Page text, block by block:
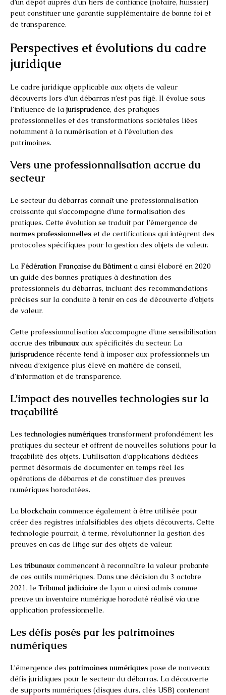
d’un dépôt auprès d’un tiers de confiance (notaire, huissier)
peut constituer une garantie supplémentaire de bonne foi et
de transparence.
Perspectives et évolutions du cadre
juridique
Le cadre juridique applicable aux objets de valeur
découverts lors d’un débarras n’est pas figé. Il évolue sous
l’influence de la jurisprudence, des pratiques
professionnelles et des transformations sociétales liées
notamment à la numérisation et à l’évolution des
patrimoines.
Vers une professionnalisation accrue du
secteur
Le secteur du débarras connaît une professionnalisation
croissante qui s’accompagne d’une formalisation des
pratiques. Cette évolution se traduit par l’émergence de
normes professionnelles et de certifications qui intègrent des
protocoles spécifiques pour la gestion des objets de valeur.
La Fédération Française du Bâtimenta ainsi élaboré en 2020
un guide des bonnes pratiques à destination des
professionnels du débarras, incluant des recommandations
précises sur la conduite à tenir en cas de découverte d’objets
de valeur.
Cette professionnalisation s’accompagne d’une sensibilisation
accrue des tribunaux aux spécificités du secteur. La
jurisprudence récente tend à imposer aux professionnels un
niveau d’exigence plus élevé en matière de conseil,
d’information et de transparence.
L’impact des nouvelles technologies sur la
traçabilité
Les technologies numériques transforment profondément les
pratiques du secteur et offrent de nouvelles solutions pour la
traçabilité des objets. L’utilisation d’applications dédiées
permet désormais de documenter en temps réel les
opérations de débarras et de constituer des preuves
numériques horodatées.
La blockchain commence également à être utilisée pour
créer des registres infalsifiables des objets découverts. Cette
technologie pourrait, à terme, révolutionner la gestion des
preuves en cas de litige sur des objets de valeur.
Les tribunaux commencent à reconnaître la valeur probante
de ces outils numériques. Dans une décision du 3 octobre
2021, le Tribunal judiciaire de Lyon a ainsi admis comme
preuve un inventaire numérique horodaté réalisé via une
application professionnelle.
Les défis posés par les patrimoines
numériques
L’émergence des patrimoines numériques pose de nouveaux
défis juridiques pour le secteur du débarras. La découverte
de supports numériques (disques durs, clés USB) contenant